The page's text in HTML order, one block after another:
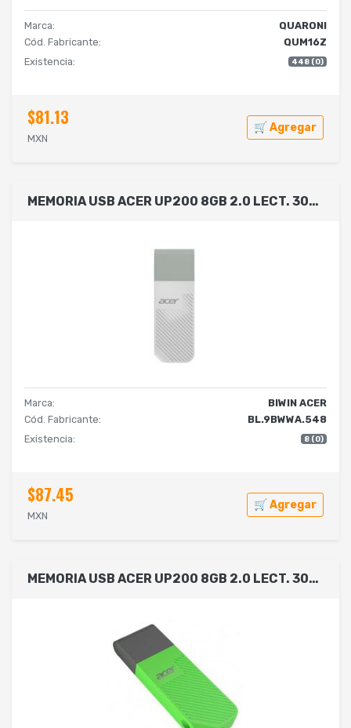
Marca:
QUARONI
Cód. Fabricante:
QUM16Z
Existencia:
448 (0)
$81.13
MXN
🛒 Agregar
MEMORIA USB ACER UP200 8GB 2.0 LECT. 30MB/S ESCRIT. 15MB/S COLOR BLANCO BL.9BWWA.548
Marca:
BIWIN ACER
Cód. Fabricante:
BL.9BWWA.548
Existencia:
8 (0)
$87.45
MXN
🛒 Agregar
MEMORIA USB ACER UP200 8GB 2.0 LECT. 30MB/S ESCRIT. 15MB/S COLOR VERDE BL.9BWWA.541